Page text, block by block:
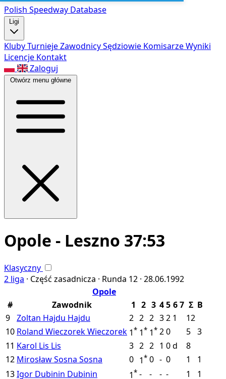
Polish Speedway Database
Ligi
KlubyTurniejeZawodnicySędziowie KomisarzeWyniki
Licencje Kontakt
Zaloguj
Otwórz menu główne
Opole - Leszno 37:53
Klasyczny
2 liga · Część zasadnicza · Runda 12 · 28.06.1992
Opole
#
Zawodnik 1 2 3 45 6 7 Σ B
9 Zoltan Hajdu Hajdu 2 2 2 32 1
12
10 Roland WieczorekWieczorek 1* 1* 1* 20 5 3
11 Karol Lis Lis 3 2 2 1 0d
8
12 Mirosław Sosna Sosna 0 1* 0 - 0 1
1
13Igor Dubinin Dubinin 1* - - - - 1
1